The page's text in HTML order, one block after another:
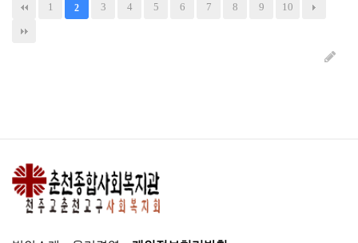
1 2 3 4 5 6 7 8 9 10